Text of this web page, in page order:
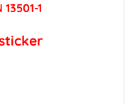
13501-1